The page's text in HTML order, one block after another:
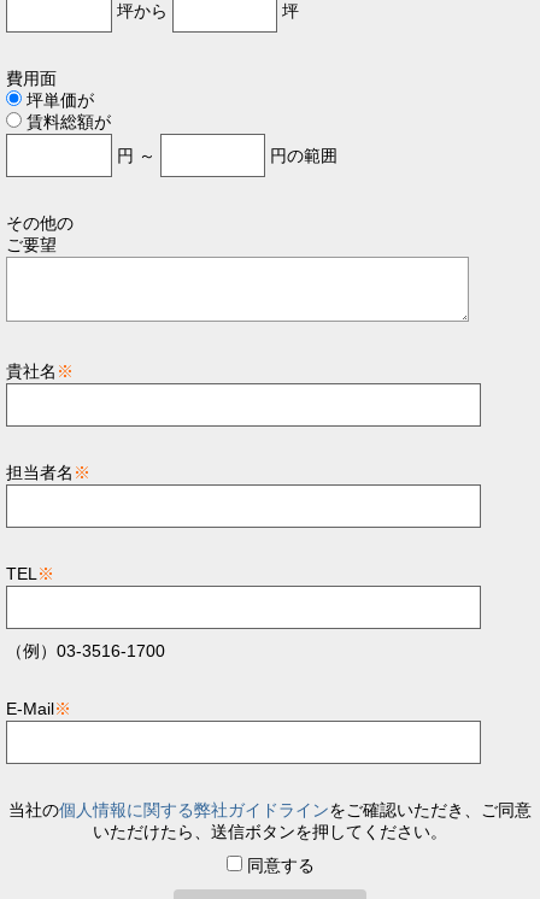
坪から
坪
費用面
坪単価が
賃料総額が
円 ～
円の範囲
その他の
ご要望
貴社名 ※
担当者名 ※
TEL ※
（例）03-3516-1700
E-Mail※
当社の個人情報に関する弊社ガイドラインをご確認いただき、ご同意
いただけたら、送信ボタンを押してください。
同意する